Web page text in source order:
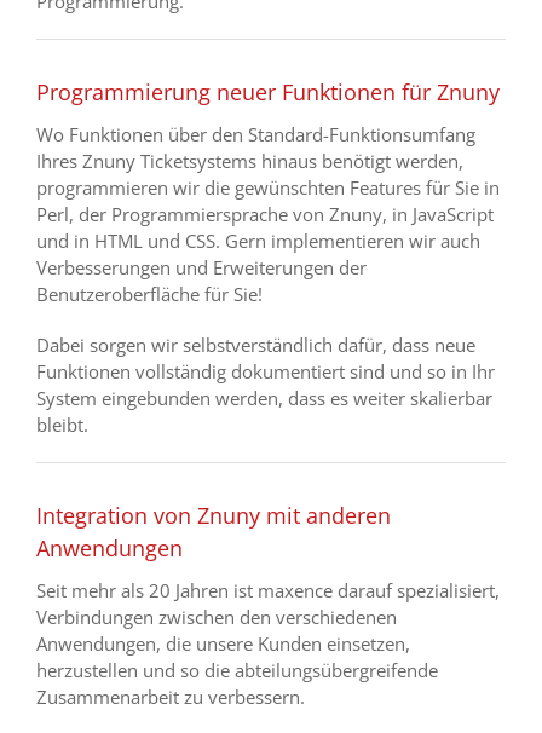
Programmierung neuer Funktionen für Znuny
Wo Funktionen über den Standard-Funktionsumfang
Ihres Znuny Ticketsystems hinaus benötigt werden,
programmieren wir die gewünschten Features für Sie in
Perl, der Programmiersprache von Znuny, in JavaScript
und in HTML und CSS. Gern implementieren wir auch
Verbesserungen und Erweiterungen der
Benutzeroberfläche für Sie!
Dabei sorgen wir selbstverständlich dafür, dass neue
Funktionen vollständig dokumentiert sind und so in Ihr
System eingebunden werden, dass es weiter skalierbar
bleibt.
Integration von Znuny mit anderen
Anwendungen
Seit mehr als 20 Jahren ist maxence darauf spezialisiert,
Verbindungen zwischen den verschiedenen
Anwendungen, die unsere Kunden einsetzen,
herzustellen und so die abteilungsübergreifende
Zusammenarbeit zu verbessern.